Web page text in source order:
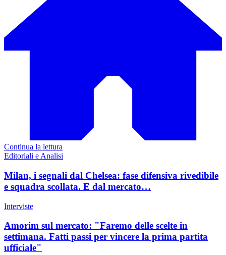
Continua la lettura
Editoriali e Analisi
Milan, i segnali dal Chelsea: fase difensiva rivedibile
e squadra scollata. E dal mercato…
Interviste
Amorim sul mercato: "Faremo delle scelte in
settimana. Fatti passi per vincere la prima partita
ufficiale"